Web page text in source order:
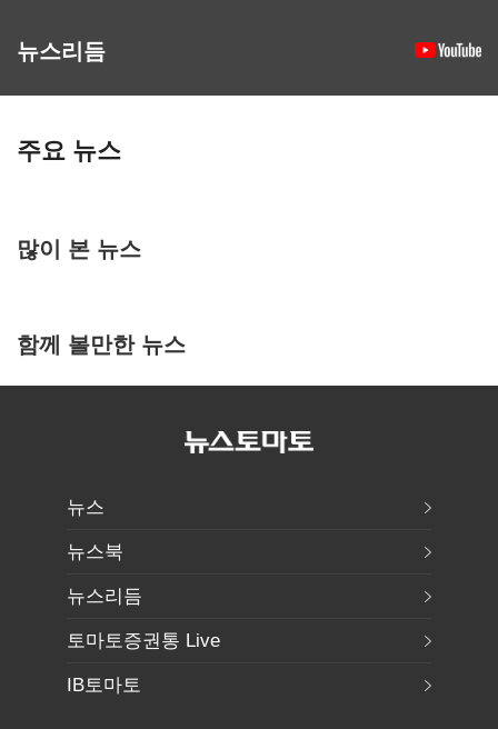
뉴스리듬
주요 뉴스
많이 본 뉴스
함께 볼만한 뉴스
뉴스
뉴스북
뉴스리듬
토마토증권통 Live
IB토마토